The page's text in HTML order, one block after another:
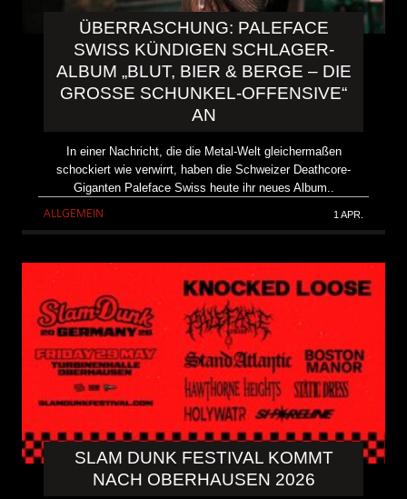
ÜBERRASCHUNG: PALEFACE
SWISS KÜNDIGEN SCHLAGER-
ALBUM „BLUT, BIER & BERGE – DIE
GROSSE SCHUNKEL-OFFENSIVE“ A
N
In einer Nachricht, die die Metal-Welt gleichermaßen
schockiert wie verwirrt, haben die Schweizer Deathcore-
Giganten Paleface Swiss heute ihr neues Album..
ALLGEMEIN 1 APR.
SLAM DUNK FESTIVAL KOMMT
NACH OBERHAUSEN 2026